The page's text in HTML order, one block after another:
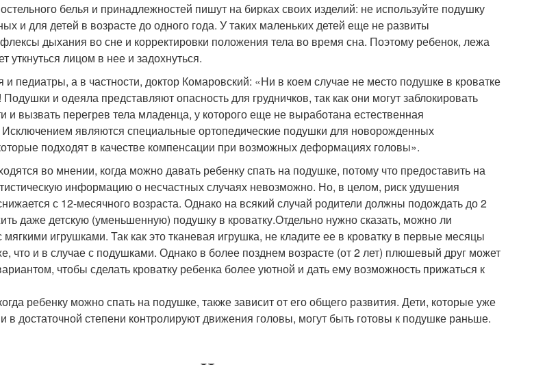
белья и принадлежностей пишут на бирках своих изделий: не используйте подушку
и для детей в возрасте до одного года. У таких маленьких детей еще не развиты
дыхания во сне и корректировки положения тела во время сна. Поэтому ребенок, лежа
уткнуться лицом в нее и задохнуться.
и педиатры, а в частности, доктор Комаровский: «Ни в коем случае не место подушке в кроватке
и одеяла представляют опасность для грудничков, так как они могут заблокировать
и вызвать перегрев тела младенца, у которого еще не выработана естественная
Исключением являются специальные ортопедические подушки для новорожденных
подходят в качестве компенсации при возможных деформациях головы».
во мнении, когда можно давать ребенку спать на подушке, потому что предоставить на
информацию о несчастных случаях невозможно. Но, в целом, риск удушения
с 12-месячного возраста. Однако на всякий случай родители должны подождать до 2
даже детскую (уменьшенную) подушку в кроватку.Отдельно нужно сказать, можно ли
мягкими игрушками. Так как это тканевая игрушка, не кладите ее в кроватку в первые месяцы
что и в случае с подушками. Однако в более позднем возрасте (от 2 лет) плюшевый друг может
чтобы сделать кроватку ребенка более уютной и дать ему возможность прижаться к
ребенку можно спать на подушке, также зависит от его общего развития. Дети, которые уже
в достаточной степени контролируют движения головы, могут быть готовы к подушке раньше.